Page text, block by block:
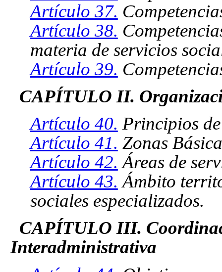
Artículo 37.
Artículo 38.
materia de servicios
Artículo 39.
CAPÍTULO II.
Artículo 40. Principios
Artículo 41. Zonas
Artículo 42. Áreas de
Artículo 43. Ámbito
sociales especializados.
CAPÍTULO III.
Interadministrativa